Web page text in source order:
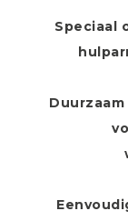
Speciaal